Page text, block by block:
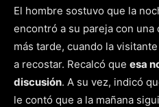
El hombre sostuvo que la
encontró a su pareja con una
más tarde, cuando la
a recostar. Recalcó que esa
discusión. A su vez, indicó
le contó que a la mañana